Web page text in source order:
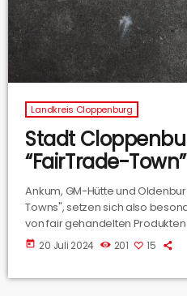
Landkreis Cloppenburg
Stadt
“FairTrade-
Ankum, GM-Hütte und
Towns", setzen sich also
von fair gehandelten Produkten
Cloppenburg im
Steuerungsgruppe
today 20 Juli 2024 201 15